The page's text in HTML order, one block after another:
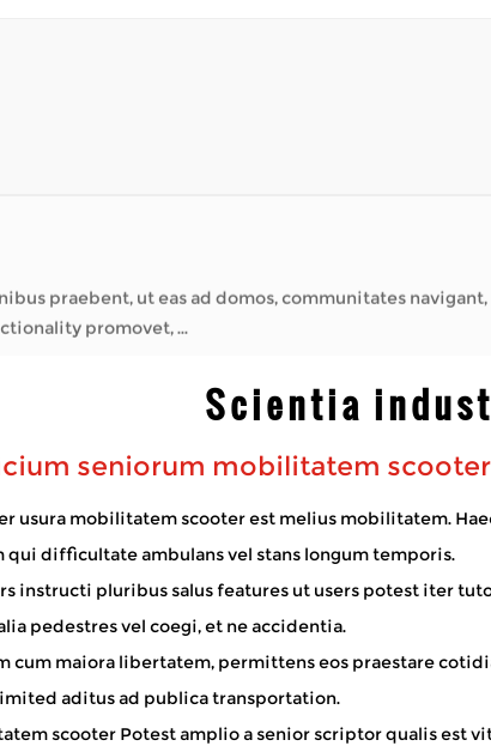
vias ad negotia tractanda, amicos
nixus. Post mot...
ad domos, communitates navigant, ac ultra aucto sui fiducia. Ut
promovet, ...
solem, ventum, p...
ad domos, communitates navigant, ac ultra aucto sui fiducia. Ut
promovet, ...
Scientia
seniorum mobilitatem scooter
usura mobilitatem scooter est melius mobilitatem.
difficultate ambulans vel stans longum temporis.
instructi pluribus salus features ut users potest iter
pedestres vel coegi, et ne accidentia.
maiora libertatem, permittens eos praestare
aditus ad publica transportation.
scooter Potest amplio a senior scriptor qualis est